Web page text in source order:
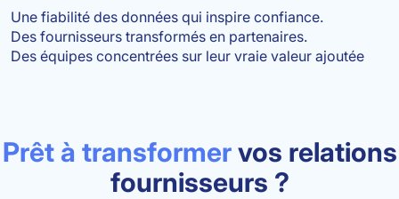
Une fiabilité des données qui inspire confiance.
Des fournisseurs transformés en partenaires.
Des équipes concentrées sur leur vraie valeur ajoutée
Prêt à transformervos relations
fournisseurs ?